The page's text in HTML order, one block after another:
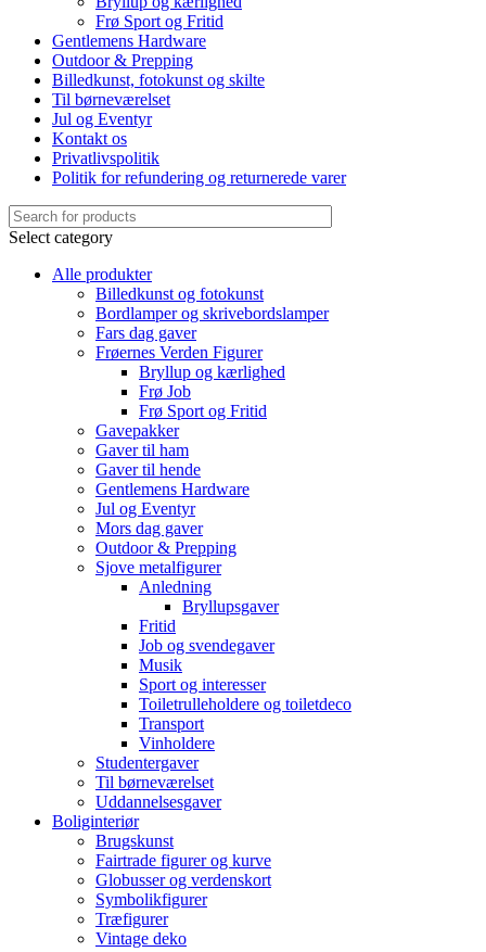
Frø Sport og Fritid
Gentlemens Hardware
Outdoor & Prepping
Billedkunst, fotokunst og skilte
Til børneværelset
Jul og Eventyr
Kontakt os
Privatlivspolitik
Politik for refundering og returnerede varer
Select category
Alle produkter
Billedkunst og fotokunst
Bordlamper og skrivebordslamper
Fars dag gaver
Frøernes Verden Figurer
Bryllup og kærlighed
Frø Job
Frø Sport og Fritid
Gavepakker
Gaver til ham
Gaver til hende
Gentlemens Hardware
Jul og Eventyr
Mors dag gaver
Outdoor & Prepping
Sjove metalfigurer
Anledning
Bryllupsgaver
Fritid
Job og svendegaver
Musik
Sport og interesser
Toiletrulleholdere og toiletdeco
Transport
Vinholdere
Studentergaver
Til børneværelset
Uddannelsesgaver
Boliginteriør
Brugskunst
Fairtrade figurer og kurve
Globusser og verdenskort
Symbolikfigurer
Træfigurer
Vintage deko